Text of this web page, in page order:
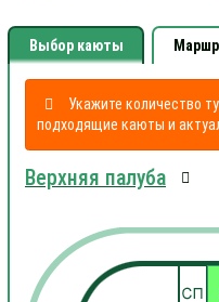
Выбор каюты
Укажите количество
подходящие каюты и
Верхняя палуба